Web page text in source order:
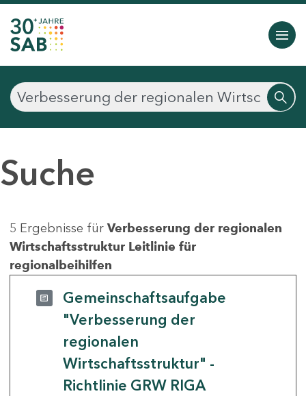
Suche
5 Ergebnisse für Verbesserung der regionalen
Wirtschaftsstruktur Leitlinie für
regionalbeihilfen
Gemeinschaftsaufgabe
"Verbesserung der
regionalen
Wirtschaftsstruktur" -
Richtlinie GRW RIGA